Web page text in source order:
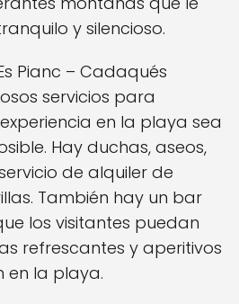
y silencioso.
Pianc – Cadaqués
servicios para
en la playa sea
Hay duchas, aseos,
de alquiler de
También hay un bar
los visitantes puedan
refrescantes y aperitivos
en la playa.